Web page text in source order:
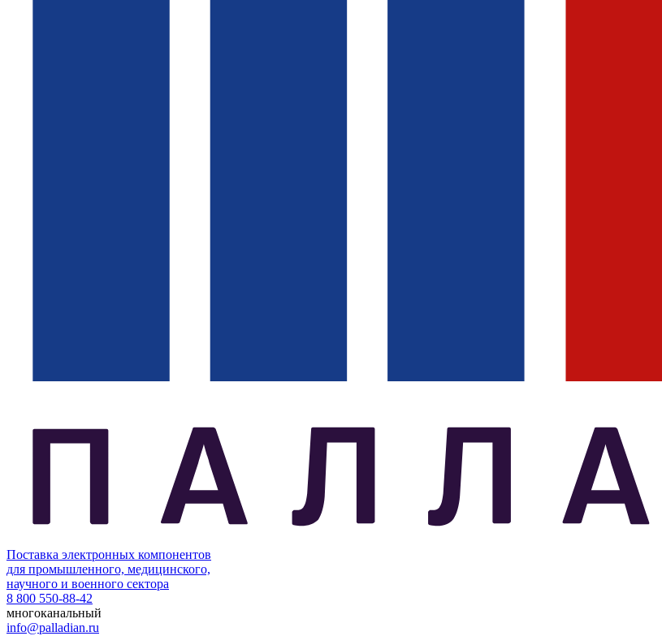
Поставка электронных компонентов
для промышленного, медицинского,
научного и военного сектора
8 800 550-88-42
многоканальный
info@palladian.ru